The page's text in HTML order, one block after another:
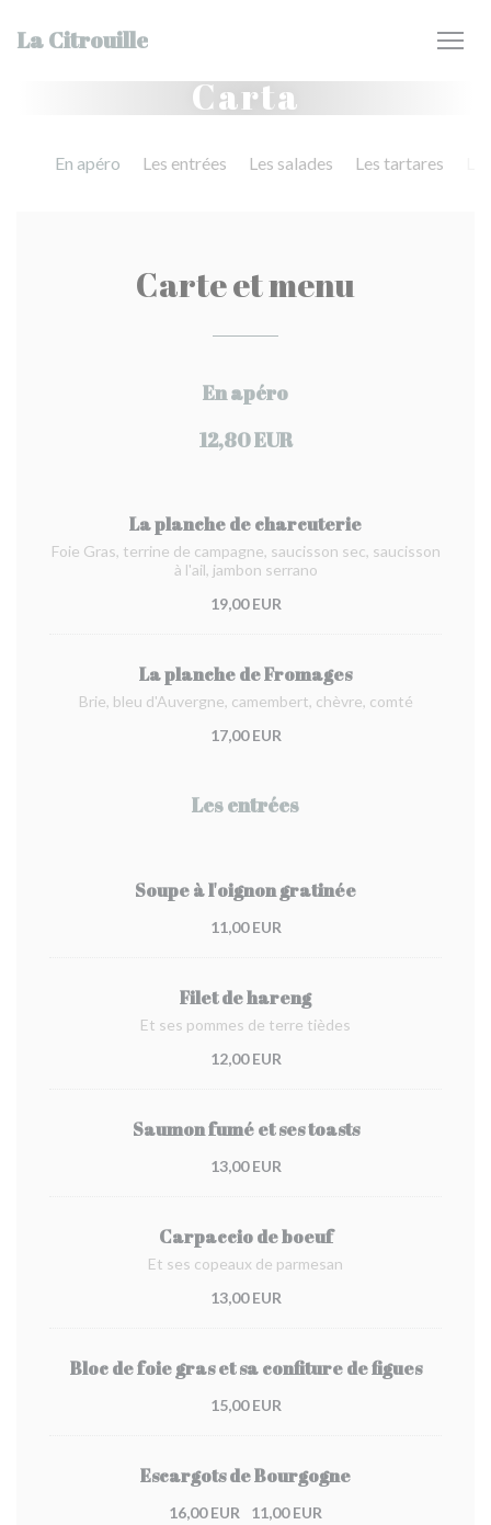
La Citrouille
Carta
En apéro Les entrées Les salades Les tartares
Carte et menu
En apéro
12,80 EUR
La planche de charcuterie
Foie Gras, terrine de campagne, saucisson sec, saucisson
à l'ail, jambon serrano
19,00 EUR
La planche de Fromages
Brie, bleu d'Auvergne, camembert, chèvre, comté
17,00 EUR
Les entrées
Soupe à l'oignon gratinée
11,00 EUR
Filet de hareng
Et ses pommes de terre tièdes
12,00 EUR
Saumon fumé et ses toasts
13,00 EUR
Carpaccio de boeuf
Et ses copeaux de parmesan
13,00 EUR
Bloc de foie gras et sa confiture de figues
15,00 EUR
Escargots de Bourgogne
16,00 EUR 11,00 EUR